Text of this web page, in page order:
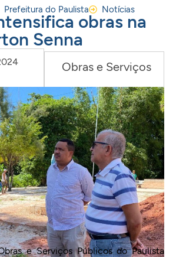
Prefeitura do Paulista Notícias
obras na
Senna
Obras e Serviços
e Serviços Públicos do Paulista